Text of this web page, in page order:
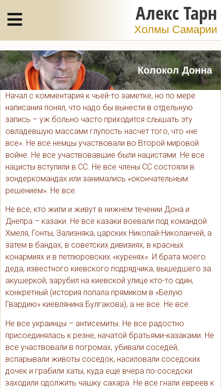
Алекс Тарн
Холмы Самарии
Колокол Донна
Начал с комментария к чьей-то заметке, но по мере
написания понял, что надо бы вынести в отдельную
запись – уж больно часто приходится слышать эту
овладевшую массами глупость насчет того, что «не
все». Не все немцы участвовали во Второй мировой
войне. Не все участвовавшие были нацистами. Не все
нацисты вступили в СС. Не все члены СС состояли в
зондеркомандах или занимались «окончательным
решением». Не все.
Не все, кто жили и живут в нижнем течении Дона и
Днепра – казаки. Не все казаки воевали под командой
Хмеля, Гонты, Зализняка, царских Николай-Николаичей, а
затем в бандах, в советских дивизиях, в красных
конармиях и в петлюровских «куренях». И брата моего
деда, известного киевского подрядчика, вышедшего за
акушеркой, зарубил на киевской улице кто-то один,
конкретный (история попала прямиком в «Белую
Гвардию» киевлянина Булгакова), а не все. Не все.
Не все украинцы – антисемиты. Не все радостно
присоединялась к резне, начатой братьями-казаками. Не
все участвовали в погромах, убивали соседей,
вспарывали животы соседок, насиловали соседских
дочек и грабили хаты, куда еще вчера по-соседски
заходили одолжить чашку сахара. Не все гнали евреев к